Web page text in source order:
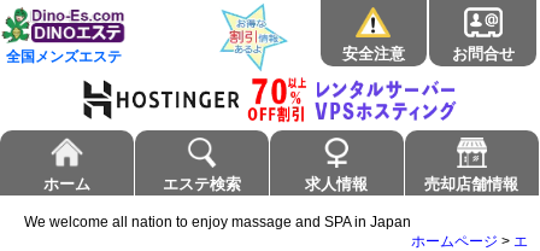
全国メンズエステ 安全注意 お問合せ
ホーム エステ検索 求人情報 売却店舗情報
We welcome all nation to enjoy massage and SPA in Japan
ホームページ > エ